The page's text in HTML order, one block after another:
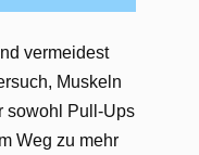
vermeidest
Muskeln
sowohl Pull-Ups
Weg zu mehr